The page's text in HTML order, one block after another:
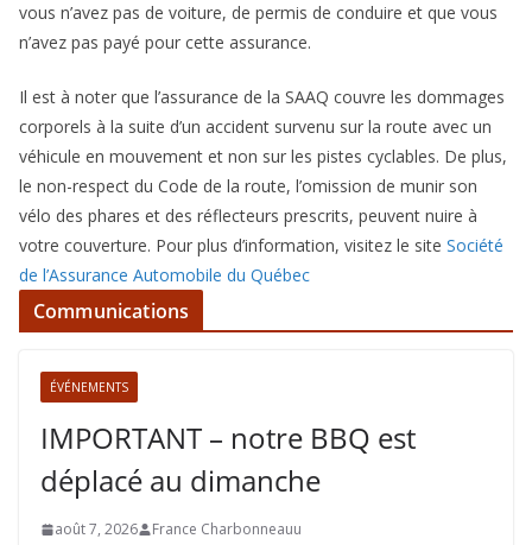
vous n’avez pas de voiture, de permis de conduire et que vous
n’avez pas payé pour cette assurance.
Il est à noter que l’assurance de la SAAQ couvre les dommages
corporels à la suite d’un accident survenu sur la route avec un
véhicule en mouvement et non sur les pistes cyclables. De plus,
le non-respect du Code de la route, l’omission de munir son
vélo des phares et des réflecteurs prescrits, peuvent nuire à
votre couverture. Pour plus d’information, visitez le site Société
de l’Assurance Automobile du Québec
Communications
ÉVÉNEMENTS
IMPORTANT – notre BBQ est
déplacé au dimanche
août 7, 2026 France Charbonneauu